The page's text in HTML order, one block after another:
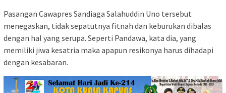
Pasangan Cawapres Sandiaga Salahuddin Uno tersebut
menegaskan, tidak sepatutnya fitnah dan keburukan dibalas
dengan hal yang serupa. Seperti Pandawa, kata dia, yang
memiliki jiwa kesatria maka apapun resikonya harus dihadapi
dengan kesabaran.